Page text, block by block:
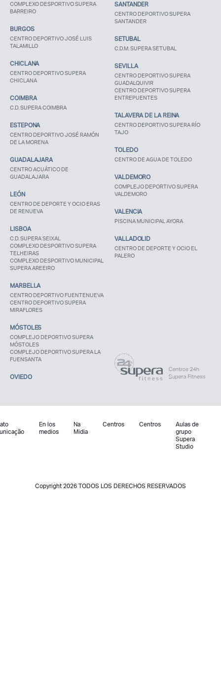
COMPLEXO DESPORTIVO SUPERA
BARREIRO
BURGOS
CENTRO DEPORTIVO JOSÉ LUIS
TALAMILLO
CHICLANA
CENTRO DEPORTIVO SUPERA
CHICLANA
COIMBRA
C.D. SUPERA COIMBRA
ESTEPONA
CENTRO DEPORTIVO JOSÉ RAMÓN
DE LA MORENA
GUADALAJARA
CENTRO ACUÁTICO DE
GUADALAJARA
LEÓN
CENTRO DE DEPORTE Y OCIO ERAS
DE RENUEVA
LISBOA
C.D. SUPERA SEIXAL
COMPLEXO DESPORTIVO SUPERA
TELHEIRAS
COMPLEXO DESPORTIVO MUNICIPAL
SUPERA AREEIRO
MARBELLA
CENTRO DEPORTIVO FUENTENUEVA
CENTRO DEPORTIVO SUPERA
MIRAFLORES
MÓSTOLES
COMPLEJO DEPORTIVO SUPERA
MÓSTOLES
COMPLEJO DEPORTIVO SUPERA LA
FUENSANTA
OVIEDO
SANTANDER
CENTRO DEPORTIVO SUPERA
SANTANDER
SETUBAL
C.D.M. SUPERA SETUBAL
SEVILLA
CENTRO DEPORTIVO SUPERA
GUADALQUIVIR
CENTRO DEPORTIVO SUPERA
ENTREPUENTES
TALAVERA DE LA REINA
CENTRO DEPORTIVO SUPERA RÍO
TAJO
TOLEDO
CENTRO DE AGUA DE TOLEDO
VALDEMORO
COMPLEJO DEPORTIVO SUPERA
VALDEMORO
VALENCIA
PISCINA MUNICIPAL AYORA
VALLADOLID
CENTRO DE DEPORTE Y OCIO EL
PALERO
En los
medios
Na
Midia
Centros Centros
Aulas de
grupo
Supera
Studio
Copyright 2026 TODOS LOS DERECHOS RESERVADOS